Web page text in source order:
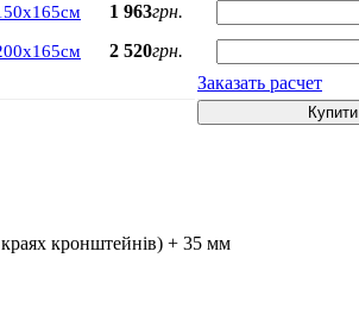
1 963грн.
2 520грн.
Заказать расчет
Купити
кронштейнів) + 35 мм